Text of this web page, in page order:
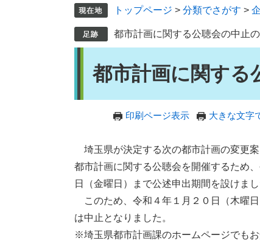
トップページ > 分類でさがす >
都市計画に関する公聴会の中止
都市計画に関する
印刷ページ表示 大きな文字
埼玉県が決定する次の都市計画の変更
都市計画に関する公聴会を開催するため
日（金曜日）まで公述申出期間を設けま
このため、令和４年１月２０日（木曜
は中止となりました。
※埼玉県都市計画課のホームページでもお